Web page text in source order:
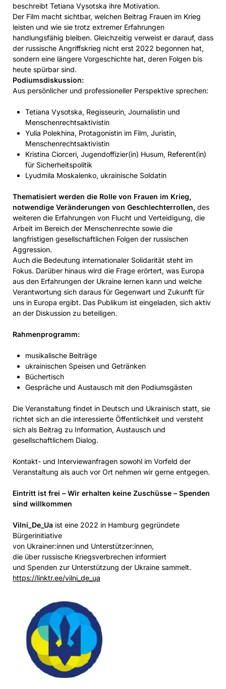
beschreibt Tetiana Vysotska ihre Motivation.
Der Film macht sichtbar, welchen Beitrag Frauen im Krieg
leisten und wie sie trotz extremer Erfahrungen
handlungsfähig bleiben. Gleichzeitig verweist er darauf, dass
der russische Angriffskrieg nicht erst 2022 begonnen hat,
sondern eine längere Vorgeschichte hat, deren Folgen bis
heute spürbar sind.
Podiumsdiskussion:
Aus persönlicher und professioneller Perspektive sprechen:
Tetiana Vysotska, Regisseurin, Journalistin und
Menschenrechtsaktivistin
Yulia Polekhina, Protagonistin im Film, Juristin,
Menschenrechtsaktivistin
Kristina Ciorceri, Jugendoffizier(in) Husum, Referent(in)
für Sicherheitspolitik
Lyudmila Moskalenko, ukrainische Soldatin
Thematisiert werden die Rolle von Frauen im Krieg,
notwendige Veränderungen von Geschlechterrollen, des
weiteren die Erfahrungen von Flucht und Verteidigung, die
Arbeit im Bereich der Menschenrechte sowie die
langfristigen gesellschaftlichen Folgen der russischen
Aggression.
Auch die Bedeutung internationaler Solidarität steht im
Fokus. Darüber hinaus wird die Frage erörtert, was Europa
aus den Erfahrungen der Ukraine lernen kann und welche
Verantwortung sich daraus für Gegenwart und Zukunft für
uns in Europa ergibt. Das Publikum ist eingeladen, sich aktiv
an der Diskussion zu beteiligen.
Rahmenprogramm:
musikalische Beiträge
ukrainischen Speisen und Getränken
Büchertisch
Gespräche und Austausch mit den Podiumsgästen
Die Veranstaltung findet in Deutsch und Ukrainisch statt, sie
richtet sich an die interessierte Öffentlichkeit und versteht
sich als Beitrag zu Information, Austausch und
gesellschaftlichem Dialog.
Kontakt- und Interviewanfragen sowohl im Vorfeld der
Veranstaltung als auch vor Ort nehmen wir gerne entgegen.
Eintritt ist frei – Wir erhalten keine Zuschüsse – Spenden
sind willkommen
Vilni_De_Ua ist eine 2022 in Hamburg gegründete
Bürgerinitiative
von Ukrainer:innen und Unterstützer:innen,
die über russische Kriegsverbrechen informiert
und Spenden zur Unterstützung der Ukraine sammelt.
https://linktr.ee/vilni_de_ua